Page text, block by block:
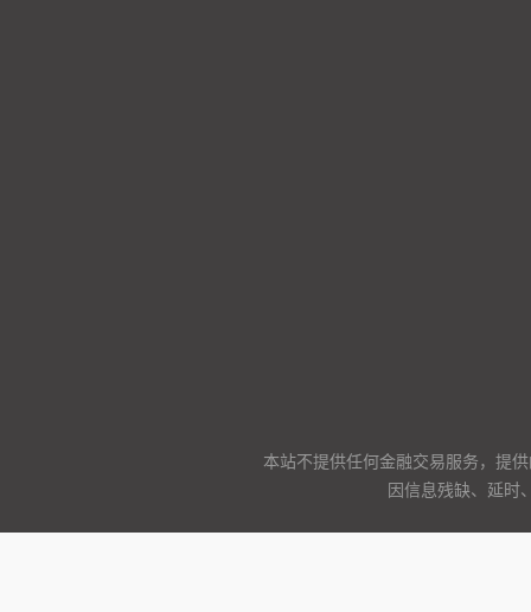
本站不提供任何金融交易服务，提
因信息残缺、延时